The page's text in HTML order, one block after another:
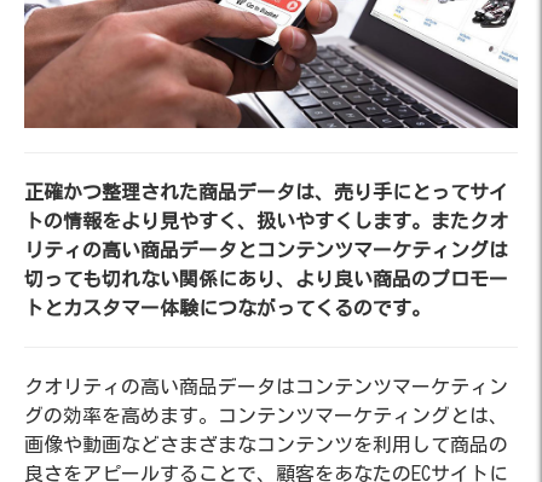
正確かつ整理された商品データは、売り手にとってサイ
トの情報をより見やすく、扱いやすくします。またクオ
リティの高い商品データとコンテンツマーケティングは
切っても切れない関係にあり、より良い商品のプロモー
トとカスタマー体験につながってくるのです。
クオリティの高い商品データはコンテンツマーケティン
グの効率を高めます。コンテンツマーケティングとは、
画像や動画などさまざまなコンテンツを利用して商品の
良さをアピールすることで、顧客をあなたのECサイトに